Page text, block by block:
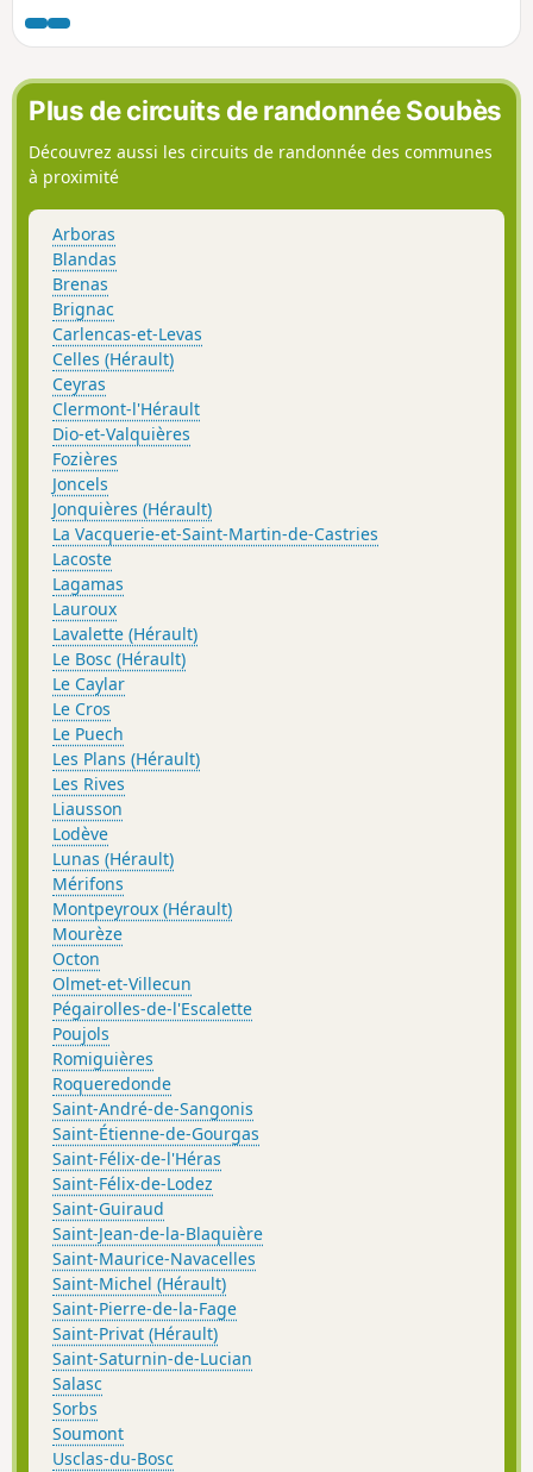
tunnel et une carte car le trajet n'est pas balisé. Le tracé
GPX sera très utile aussi.
Plus de circuits de randonnée Soubès
Découvrez aussi les circuits de randonnée des communes
à proximité
Arboras
Blandas
Brenas
Brignac
Carlencas-et-Levas
Celles (Hérault)
Ceyras
Clermont-l'Hérault
Dio-et-Valquières
Fozières
Joncels
Jonquières (Hérault)
La Vacquerie-et-Saint-Martin-de-Castries
Lacoste
Lagamas
Lauroux
Lavalette (Hérault)
Le Bosc (Hérault)
Le Caylar
Le Cros
Le Puech
Les Plans (Hérault)
Les Rives
Liausson
Lodève
Lunas (Hérault)
Mérifons
Montpeyroux (Hérault)
Mourèze
Octon
Olmet-et-Villecun
Pégairolles-de-l'Escalette
Poujols
Romiguières
Roqueredonde
Saint-André-de-Sangonis
Saint-Étienne-de-Gourgas
Saint-Félix-de-l'Héras
Saint-Félix-de-Lodez
Saint-Guiraud
Saint-Jean-de-la-Blaquière
Saint-Maurice-Navacelles
Saint-Michel (Hérault)
Saint-Pierre-de-la-Fage
Saint-Privat (Hérault)
Saint-Saturnin-de-Lucian
Salasc
Sorbs
Soumont
Usclas-du-Bosc